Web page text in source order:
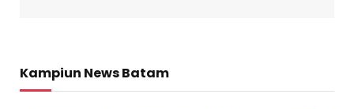
Kampiun News Batam